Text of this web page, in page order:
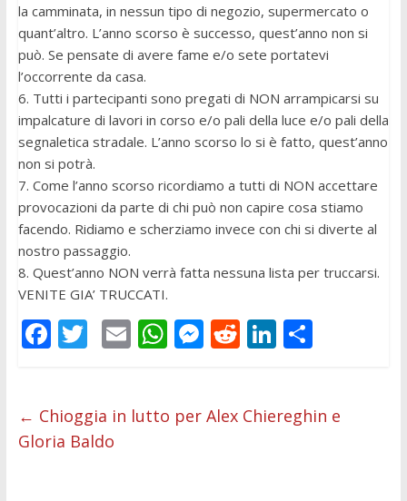
la camminata, in nessun tipo di negozio, supermercato o
quant’altro. L’anno scorso è successo, quest’anno non si
può. Se pensate di avere fame e/o sete portatevi
l’occorrente da casa.
6. Tutti i partecipanti sono pregati di NON arrampicarsi su
impalcature di lavori in corso e/o pali della luce e/o pali della
segnaletica stradale. L’anno scorso lo si è fatto, quest’anno
non si potrà.
7. Come l’anno scorso ricordiamo a tutti di NON accettare
provocazioni da parte di chi può non capire cosa stiamo
facendo. Ridiamo e scherziamo invece con chi si diverte al
nostro passaggio.
8. Quest’anno NON verrà fatta nessuna lista per truccarsi.
VENITE GIA’ TRUCCATI.
F
b
o
T
er
E
l
W
s
M
e
R
di
Li
e
C
di
← Chioggia in lutto per Alex Chiereghin e
Gloria Baldo